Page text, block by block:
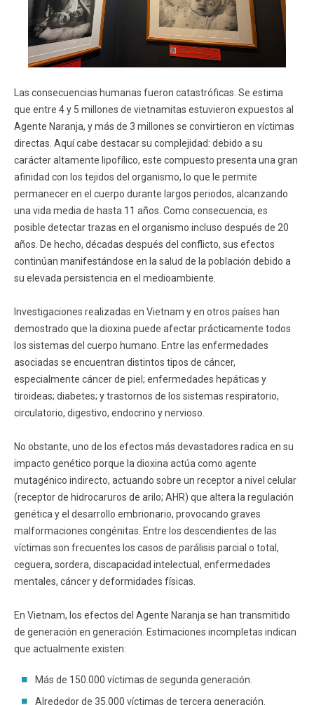
Las consecuencias humanas fueron catastróficas. Se estima
que entre 4 y 5 millones de vietnamitas estuvieron expuestos al
Agente Naranja, y más de 3 millones se convirtieron en víctimas
directas. Aquí cabe destacar su complejidad: debido a su
carácter altamente lipofílico, este compuesto presenta una gran
afinidad con los tejidos del organismo, lo que le permite
permanecer en el cuerpo durante largos periodos, alcanzando
una vida media de hasta 11 años. Como consecuencia, es
posible detectar trazas en el organismo incluso después de 20
años. De hecho, décadas después del conflicto, sus efectos
continúan manifestándose en la salud de la población debido a
su elevada persistencia en el medioambiente.
Investigaciones realizadas en Vietnam y en otros países han
demostrado que la dioxina puede afectar prácticamente todos
los sistemas del cuerpo humano. Entre las enfermedades
asociadas se encuentran distintos tipos de cáncer,
especialmente cáncer de piel; enfermedades hepáticas y
tiroideas; diabetes; y trastornos de los sistemas respiratorio,
circulatorio, digestivo, endocrino y nervioso.
No obstante, uno de los efectos más devastadores radica en su
impacto genético porque la dioxina actúa como agente
mutagénico indirecto, actuando sobre un receptor a nivel celular
(receptor de hidrocaruros de arilo; AHR) que altera la regulación
genética y el desarrollo embrionario, provocando graves
malformaciones congénitas. Entre los descendientes de las
víctimas son frecuentes los casos de parálisis parcial o total,
ceguera, sordera, discapacidad intelectual, enfermedades
mentales, cáncer y deformidades físicas.
En Vietnam, los efectos del Agente Naranja se han transmitido
de generación en generación. Estimaciones incompletas indican
que actualmente existen:
Más de 150.000 víctimas de segunda generación.
Alrededor de 35.000 víctimas de tercera generación.